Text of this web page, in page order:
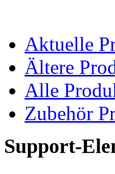
Aktuelle
Ältere
Alle
Zubehör
Support-